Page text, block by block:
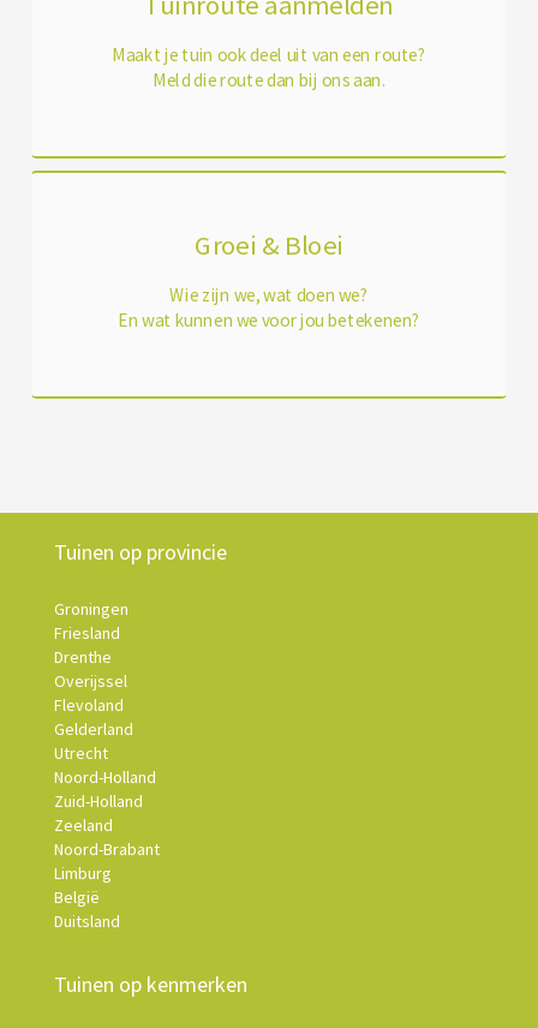
Maakt je tuin ook deel uit van een route?
Meld die route dan bij ons aan.
Groei & Bloei
Wie zijn we, wat doen we?
En wat kunnen we voor jou betekenen?
Tuinen op provincie
Groningen
Friesland
Drenthe
Overijssel
Flevoland
Gelderland
Utrecht
Noord-Holland
Zuid-Holland
Zeeland
Noord-Brabant
Limburg
België
Duitsland
Tuinen op kenmerken